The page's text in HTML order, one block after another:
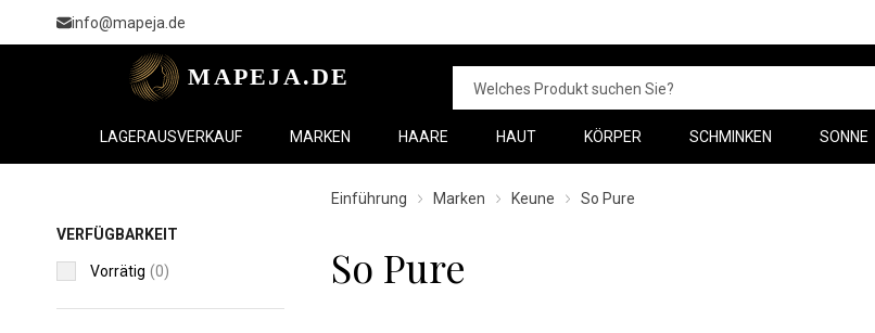
info@mapeja.de
LAGERAUSVERKAUF MARKEN HAARE HAUT KÖRPER SCHMINKEN SONNE
VERFÜGBARKEIT
Vorrätig (0)
Einführung Marken Keune So Pure
So Pure